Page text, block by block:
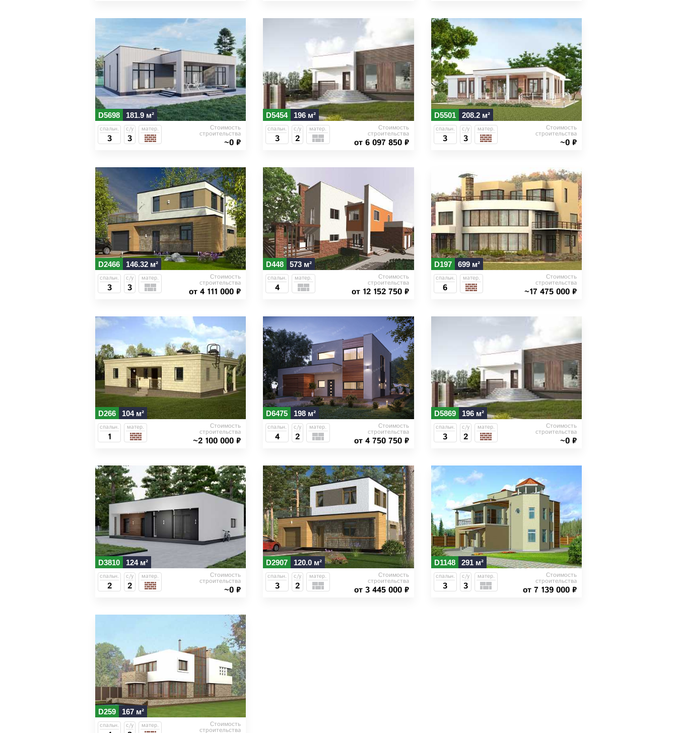
D5698 181.9 м²
спальн.
3
с/у
3
матер. Стоимость
строительства
~0 ₽
D5454 196 м²
спальн.
3
с/у
2
матер. Стоимость
строительства
от 6 097 850 ₽
D5501 208.2 м²
спальн.
3
с/у
3
матер. Стоимость
строительства
~0 ₽
D2466 146.32 м²
спальн.
3
с/у
3
матер. Стоимость
строительства
от 4 111 000 ₽
D448 573 м²
спальн.
4
матер. Стоимость
строительства
от 12 152 750 ₽
D197 699 м²
спальн.
6
матер. Стоимость
строительства
~17 475 000 ₽
D266 104 м²
спальн.
1
матер. Стоимость
строительства
~2 100 000 ₽
D6475 198 м²
спальн.
4
с/у
2
матер. Стоимость
строительства
от 4 750 750 ₽
D5869 196 м²
спальн.
3
с/у
2
матер. Стоимость
строительства
~0 ₽
D3810 124 м²
спальн.
2
с/у
2
матер. Стоимость
строительства
~0 ₽
D2907 120.0 м²
спальн.
3
с/у
2
матер. Стоимость
строительства
от 3 445 000 ₽
D1148 291 м²
спальн.
3
с/у
3
матер. Стоимость
строительства
от 7 139 000 ₽
D259 167 м²
спальн. с/у матер. Стоимость
строительства